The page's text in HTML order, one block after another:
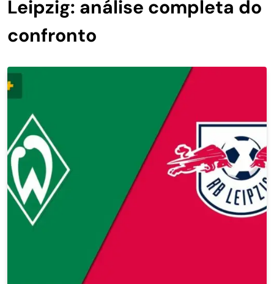
Leipzig: análise completa do
confronto